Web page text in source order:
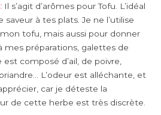
Il s’agit d’arômes pour Tofu. L’idéal
à tes plats. Je ne l’utilise
tofu, mais aussi pour donner
mes préparations, galettes de
composé d’ail, de poivre,
L’odeur est alléchante, et
car je déteste la
de cette herbe est très discrète.